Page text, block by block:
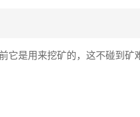
它是用来挖矿的，这不碰到矿